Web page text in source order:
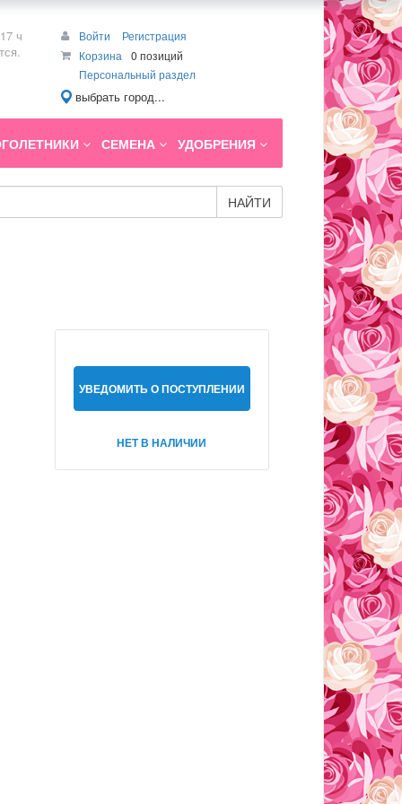
ч
Войти
Регистрация
Корзина
0 позиций
Персональный раздел
выбрать город...
СЕМЕНА УДОБРЕНИЯ
НАЙТИ
УВЕДОМИТЬ О ПОСТУПЛЕНИИ
НЕТ В НАЛИЧИИ